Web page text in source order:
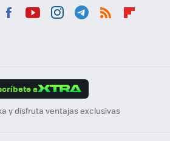
a
y disfruta ventajas exclusivas